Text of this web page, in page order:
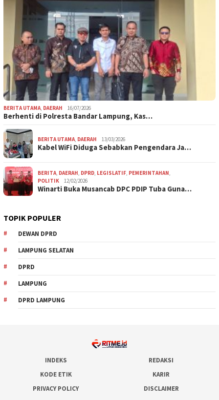
BERITA UTAMA, DAERAH 16/07/2026
Berhenti di Polresta Bandar Lampung, Kas…
BERITA UTAMA, DAERAH 13/03/2026
Kabel WiFi Diduga Sebabkan Pengendara Ja…
BERITA, DAERAH, DPRD, LEGISLATIF, PEMERINTAHAN,
POLITIK
12/02/2026
Winarti Buka Musancab DPC PDIP Tuba Guna…
TOPIK POPULER
DEWAN DPRD
LAMPUNG SELATAN
DPRD
LAMPUNG
DPRD LAMPUNG
INDEKS
REDAKSI
KODE ETIK
KARIR
PRIVACY POLICY
DISCLAIMER